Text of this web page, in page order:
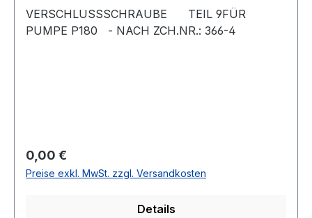
VERSCHLUSSSCHRAUBE TEIL 9FÜR
PUMPE P180 - NACH ZCH.NR.: 366-4
Regulärer Preis:
0,00 €
Preise exkl. MwSt. zzgl. Versandkosten
Details